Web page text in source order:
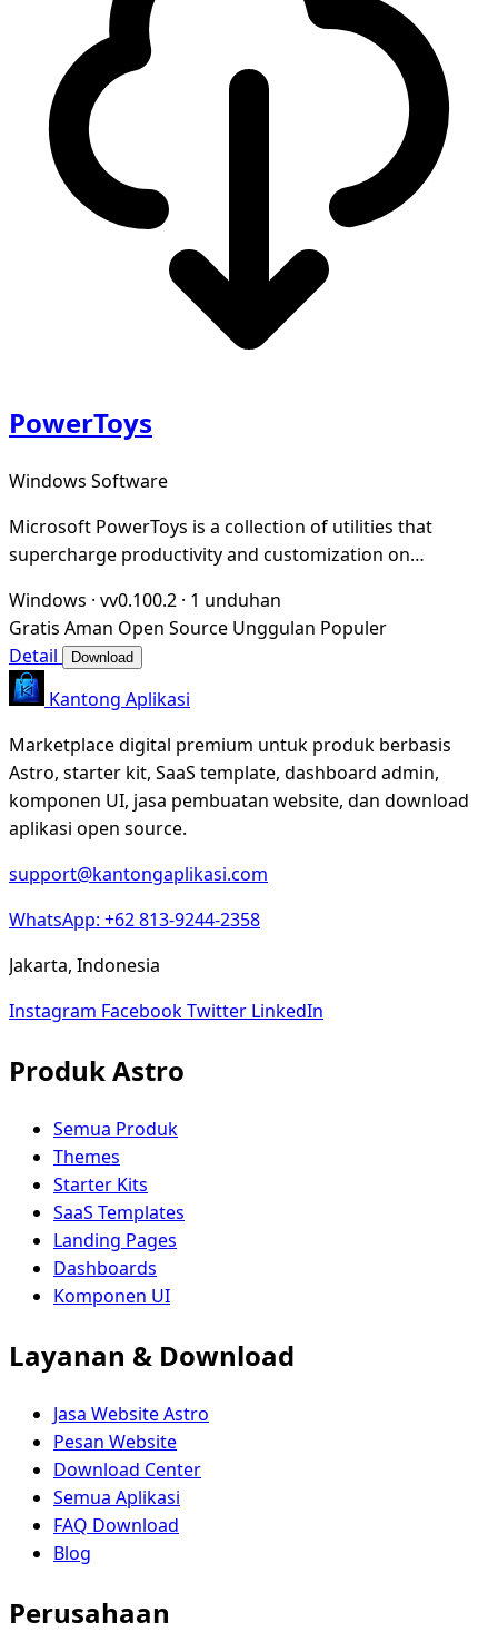
PowerToys
Windows Software
Microsoft PowerToys is a collection of utilities that
supercharge productivity and customization on
Windows · vv0.100.2 · 1 unduhan
Gratis Aman Open Source Unggulan Populer
Detail
Download
Kantong Aplikasi
Marketplace digital premium untuk produk berbasis
Astro, starter kit, SaaS template, dashboard admin,
komponen UI, jasa pembuatan website, dan download
aplikasi open source.
support@kantongaplikasi.com
WhatsApp: +62 813-9244-2358
Jakarta, Indonesia
Instagram FacebookTwitter LinkedIn
Produk Astro
Semua Produk
Themes
Starter Kits
SaaS Templates
Landing Pages
Dashboards
Komponen UI
Layanan & Download
Jasa Website Astro
Pesan Website
Download Center
Semua Aplikasi
FAQ Download
Blog
Perusahaan